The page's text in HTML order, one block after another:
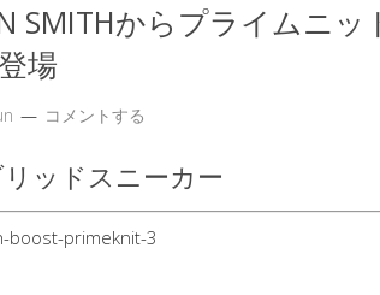
SMITHからプライムニ
場
コメントする
ッドスニーカー